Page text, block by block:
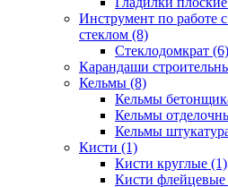
Инструмент по работе
стеклом (8)
Стеклодомкрат (6)
Карандаши
Кельмы (8)
Кельмы
Кельмы
Кельмы
Кисти (1)
Кисти круглые (1)
Кисти флейцевые